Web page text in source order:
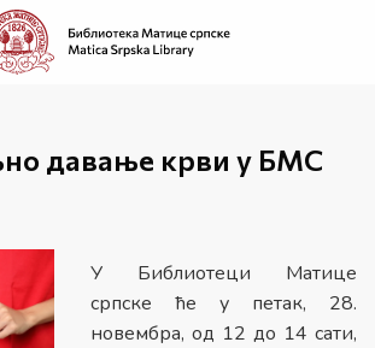
давање крви у БМС
У Библиотеци Матице
српске ће у петак, 28.
новембра, од 12 до 14 сати,